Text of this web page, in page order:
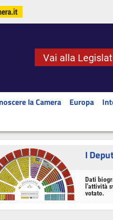
Vai alla
la Camera Europa
I
Dati
l'attività
votato.